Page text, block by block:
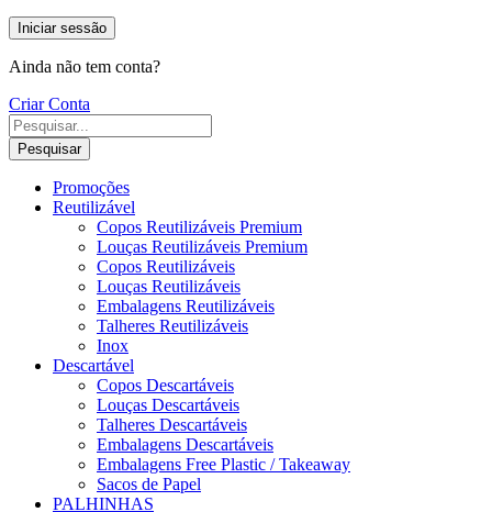
Iniciar sessão
Ainda não tem conta?
Criar Conta
Pesquisar
Promoções
Reutilizável
Copos Reutilizáveis Premium
Louças Reutilizáveis Premium
Copos Reutilizáveis
Louças Reutilizáveis
Embalagens Reutilizáveis
Talheres Reutilizáveis
Inox
Descartável
Copos Descartáveis
Louças Descartáveis
Talheres Descartáveis
Embalagens Descartáveis
Embalagens Free Plastic / Takeaway
Sacos de Papel
PALHINHAS